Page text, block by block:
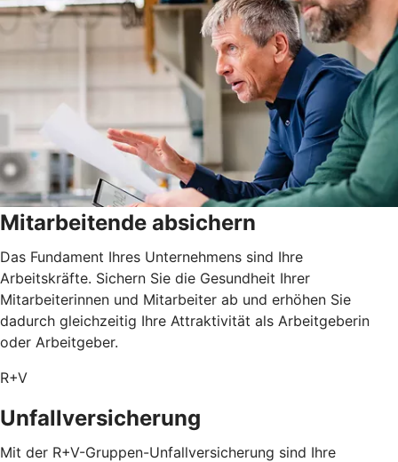
Mitarbeitende absichern
Das Fundament Ihres Unternehmens sind Ihre
Arbeitskräfte. Sichern Sie die Gesundheit Ihrer
Mitarbeiterinnen und Mitarbeiter ab und erhöhen Sie
dadurch gleichzeitig Ihre Attraktivität als Arbeitgeberin
oder Arbeitgeber.
R+V
Unfallversicherung
Mit der R+V-Gruppen-Unfallversicherung sind Ihre